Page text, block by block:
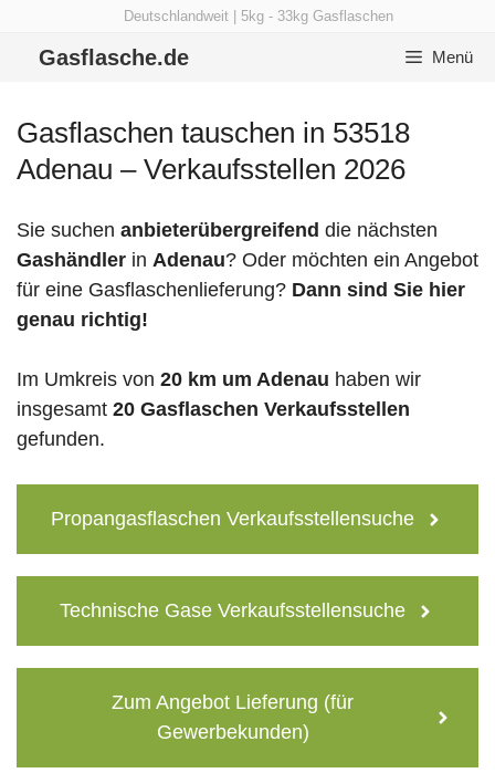
Deutschlandweit | 5kg - 33kg Gasflaschen
Gasflasche.de Menü
Gasflaschen tauschen in 53518
Adenau – Verkaufsstellen 2026
Sie suchen anbieterübergreifend die nächsten
Gashändler in Adenau? Oder möchten ein Angebot
für eine Gasflaschenlieferung? Dann sind Sie hier
genau richtig!
Im Umkreis von 20 km um Adenau haben wir
insgesamt 20 Gasflaschen Verkaufsstellen
gefunden.
Propangasflaschen Verkaufsstellensuche
Technische Gase Verkaufsstellensuche
Zum Angebot Lieferung (für
Gewerbekunden)